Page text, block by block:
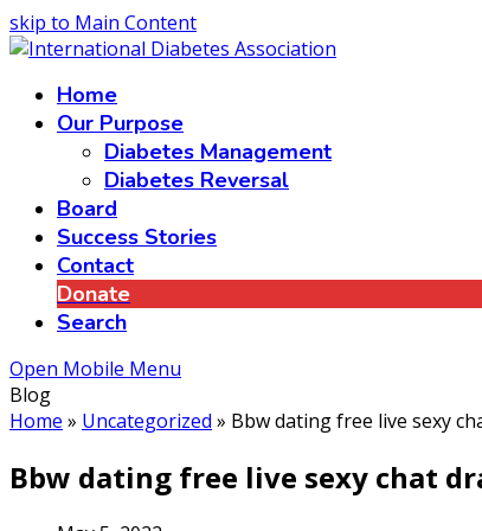
skip to Main Content
Home
Our Purpose
Diabetes Management
Diabetes Reversal
Board
Success Stories
Contact
Donate
Search
Open Mobile Menu
Blog
Home » Uncategorized » Bbw dating free live sexy
Bbw dating free live sexy chat